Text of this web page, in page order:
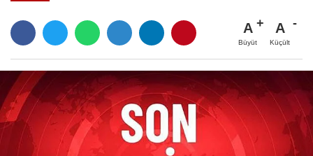
A
Büyüt
A
Küçült